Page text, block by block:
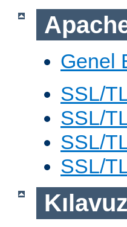
Genel
SSL/
SSL/
SSL/
SSL/